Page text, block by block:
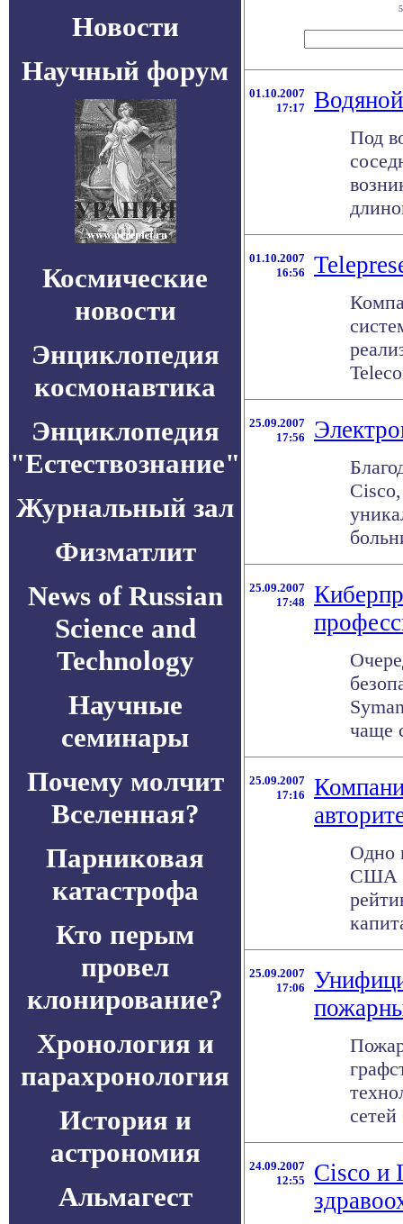
Новости
Научный форум
Космические
новости
Энциклопедия
космонавтика
Энциклопедия
"Естествознание"
Журнальный зал
Физматлит
News of Russian
Science and
Technology
Научные
семинары
Почему молчит
Вселенная?
Парниковая
катастрофа
Кто перым
провел
клонирование?
Хронология и
парахронология
История и
астрономия
Альмагест
01.10.2007
17:17
Под
01.10.2007
16:56
25.09.2007
17:56
25.09.2007
17:48
чаще
25.09.2007
17:16
Одно
США -
25.09.2007
17:06
24.09.2007
12:55
Cisco и